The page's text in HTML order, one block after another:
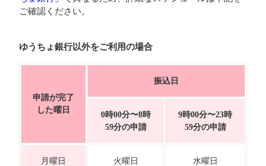
ご確認ください。
ゆうちょ銀行以外をご利用の場合
申請が完了
した曜日
振込日
0時00分〜8時
59分の申請
9時00分〜23時
59分の申請
月曜日 火曜日 水曜日